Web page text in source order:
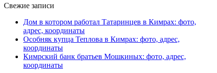
Свежие записи
Дом в котором работал Татаринцев в Кимрах: фото,
адрес, координаты
Особняк купца Теплова в Кимрах: фото, адрес,
координаты
Кимрский банк братьев Мошкиных: фото, адрес,
координаты